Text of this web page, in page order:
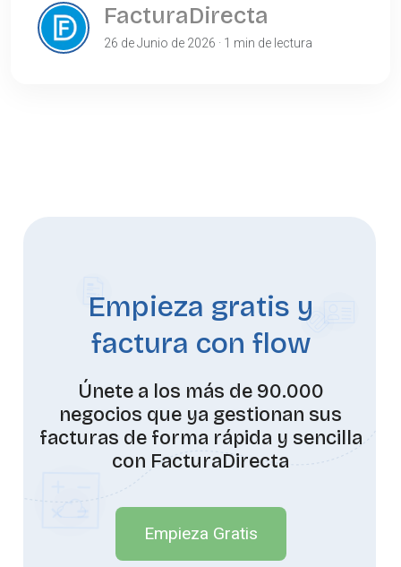
FacturaDirecta
26 de Junio de 2026 · 1 min de lectura
Empieza gratis y
factura con flow
Únete a los más de 90.000
negocios que ya gestionan sus
facturas de forma rápida y sencilla
con FacturaDirecta
Empieza Gratis